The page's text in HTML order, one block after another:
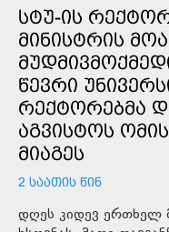
ᲡᲢᲣ-ᲘᲡ
ᲛᲘᲜᲘᲡᲢᲠᲘᲡ
ᲬᲔᲕᲠᲘ
ᲠᲔᲥᲢᲝᲠᲔᲑᲛᲐ
ᲐᲒᲕᲘᲡᲢᲝᲡ
ᲛᲘᲐᲒᲔᲡ
2 ᲡᲐᲐᲗᲘᲡ ᲬᲘᲜ
დღეს კიდევ ერთხელ